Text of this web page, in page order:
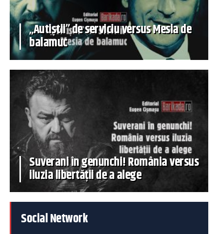
„Autiștii” de serviciu versus Mesia de
balamuc
Suverani în genunchi! România versus
iluzia libertății de a alege
Social Network